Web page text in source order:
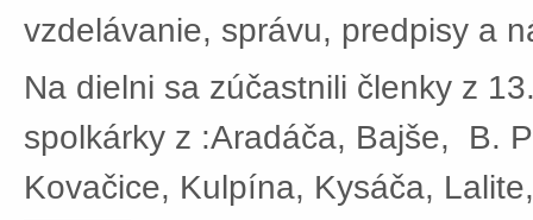
vzdelávanie, správu, predpisy a
Na dielni sa zúčastnili členky z
spolkárky z :Aradáča, Bajše, B.
Kovačice, Kulpína, Kysáča,